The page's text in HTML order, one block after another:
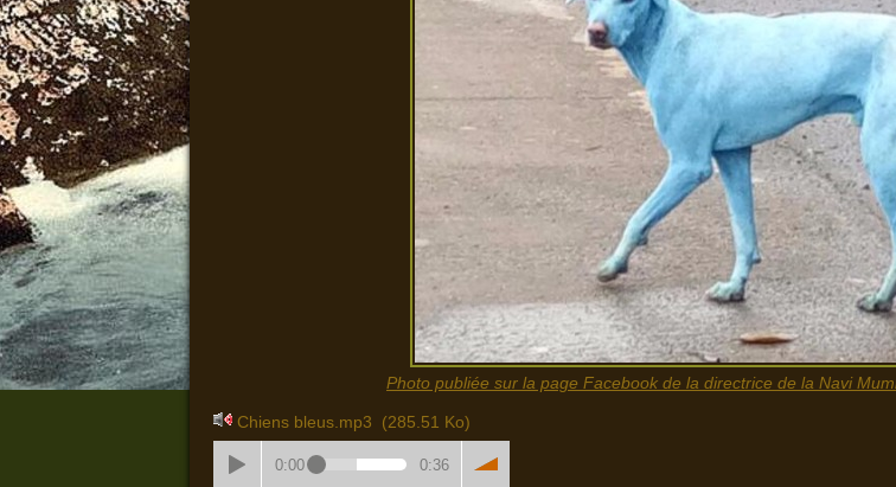
Photo publiée sur la page Facebook de la directrice de la Navi
Chiens bleus.mp3 (285.51 Ko)
0:00 0:36